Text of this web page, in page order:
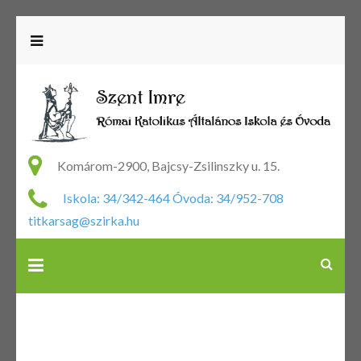
Komárom-2900, Bajcsy-Zsilinszky u. 15.
Iskola: 34/342-464 Óvoda: 34/952-708
titkarsag@szirka.hu